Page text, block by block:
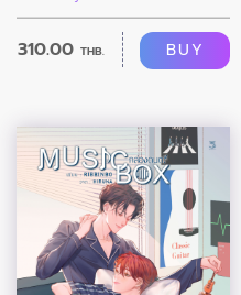
310.00 THB. BUY